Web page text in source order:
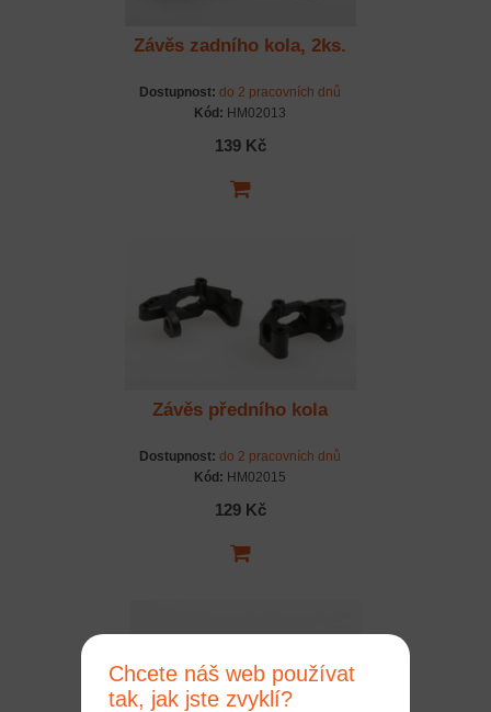
Závěs zadního kola, 2ks.
Dostupnost: do 2 pracovních dnů
Kód: HM02013
139 Kč
Závěs předního kola
Dostupnost: do 2 pracovních dnů
Kód: HM02015
129 Kč
Chcete náš web používat
tak, jak jste zvyklí?